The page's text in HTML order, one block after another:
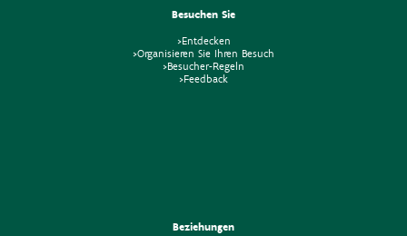
Besuchen Sie
>Entdecken
>Organisieren Sie Ihren Besuch
>Besucher-Regeln
>Feedback
Beziehungen